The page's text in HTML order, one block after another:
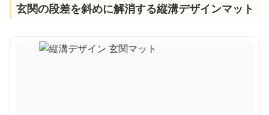
玄関の段差を斜めに解消する縦溝デザインマット